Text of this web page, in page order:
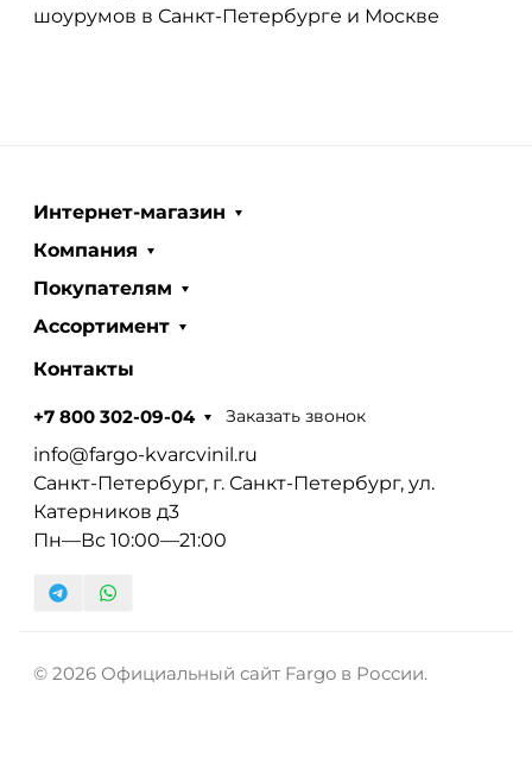
шоурумов в Санкт-Петербурге и Москве
Интернет-магазин
Компания
Покупателям
Ассортимент
Контакты
+7 800 302-09-04 Заказать звонок
info@fargo-kvarcvinil.ru
Санкт-Петербург, г. Санкт-Петербург, ул.
Катерников д3
Пн—Вс 10:00—21:00
© 2026 Официальный сайт Fargo в России.